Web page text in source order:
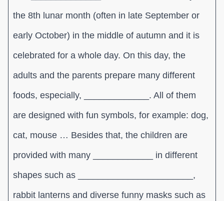
the 8th lunar month (often in late September or
early October) in the middle of autumn and it is
celebrated for a whole day. On this day, the
adults and the parents prepare many different
foods, especially, _____________. All of them
are designed with fun symbols, for example: dog,
cat, mouse … Besides that, the children are
provided with many ____________ in different
shapes such as _______________________,
rabbit lanterns and diverse funny masks such as